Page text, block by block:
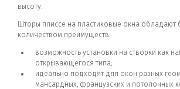
высоту.
Шторы плиссе на пластиковые окна обладают
количеством преимуществ:
возможность установки на створки как
открывающегося типа;
идеально подходят для окон разных
мансардных, французских и потолочных